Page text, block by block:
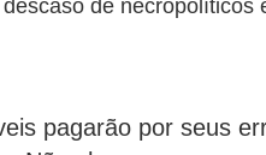
de necropolíticos
pagarão por seus